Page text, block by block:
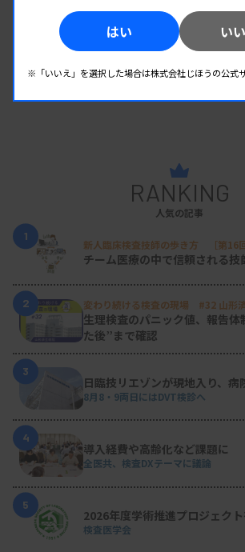
RANKING
人気の記事
1
新人臨床検査技師の歩き方 ［第16回
チーム医療の中で信頼される技
2 変わり続ける検査の現場 #32 山形
生理検査のパニック値、報告
た後”まで確認
3
日臨技リエゾンが現地入り、病
8月8・9両日にはDVT検診へ
4
導入経費や高齢化など課題に
全医共、検査DXテーマに議論
5
2026年度学術推進プロジェク
検査医学会
はい い
※「いいえ」を選択した場合は株式会社じほうの公式